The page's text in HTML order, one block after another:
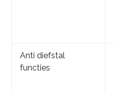
Anti diefstal
functies